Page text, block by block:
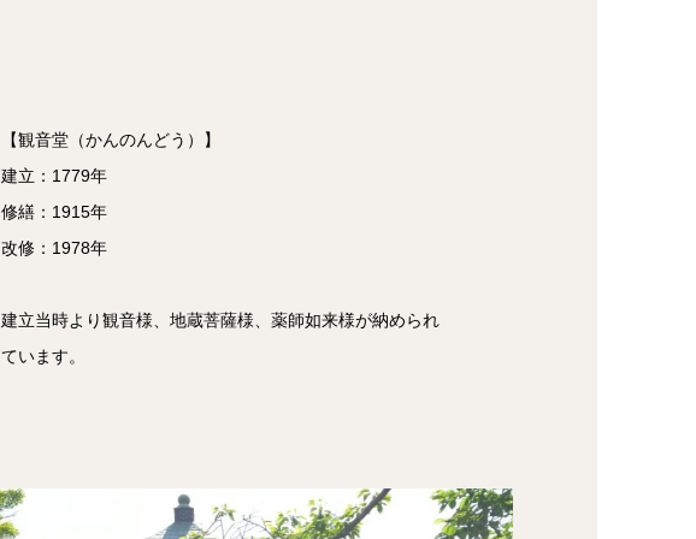
【観音堂（かんのんどう）】
建立：1779年
修繕：1915年
改修：1978年
建立当時より観音様、地蔵菩薩様、薬師如来様が納められ
ています。